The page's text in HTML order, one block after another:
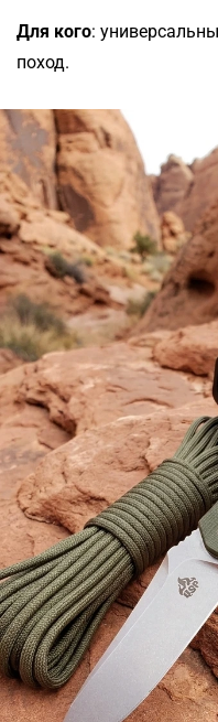
Для кого:
поход.